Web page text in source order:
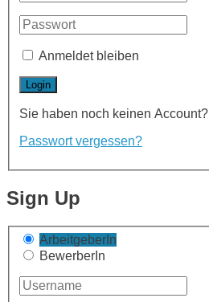
Anmeldet bleiben
Sie haben noch keinen Account?
Passwort vergessen?
Sign Up
ArbeitgeberIn
BewerberIn